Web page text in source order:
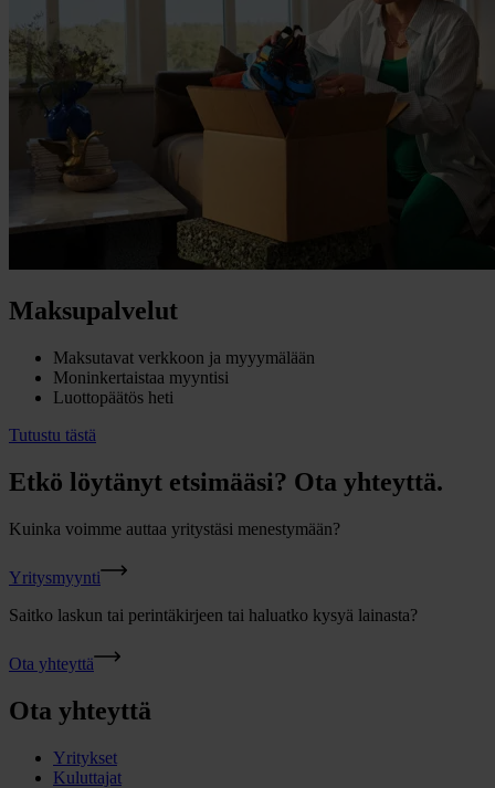
Maksupalvelut
Maksutavat verkkoon ja myyymälään
Moninkertaistaa myyntisi
Luottopäätös heti
Tutustu tästä
Etkö löytänyt etsimääsi? Ota yhteyttä.
Kuinka voimme auttaa yritystäsi menestymään?
Yritysmyynti
Saitko laskun tai perintäkirjeen tai haluatko kysyä lainasta?
Ota yhteyttä
Ota yhteyttä
Yritykset
Kuluttajat